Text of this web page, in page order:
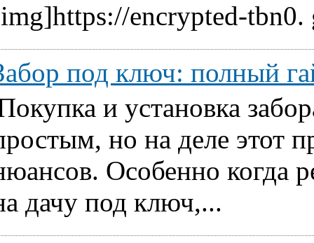
encrypted-tbn0.
под ключ: полный
и установка
но на деле этот
Особенно когда
дачу под ключ,...